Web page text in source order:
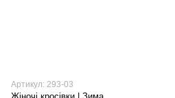
Артикул: 293-03